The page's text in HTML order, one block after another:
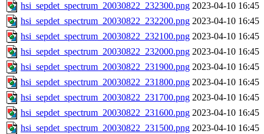
hsi_sepdet_spectrum_20030822_232300.png 2023-04-10 16:45
hsi_sepdet_spectrum_20030822_232200.png 2023-04-10 16:45
hsi_sepdet_spectrum_20030822_232100.png 2023-04-10 16:45
hsi_sepdet_spectrum_20030822_232000.png 2023-04-10 16:45
hsi_sepdet_spectrum_20030822_231900.png 2023-04-10 16:45
hsi_sepdet_spectrum_20030822_231800.png 2023-04-10 16:45
hsi_sepdet_spectrum_20030822_231700.png 2023-04-10 16:45
hsi_sepdet_spectrum_20030822_231600.png 2023-04-10 16:45
hsi_sepdet_spectrum_20030822_231500.png 2023-04-10 16:45